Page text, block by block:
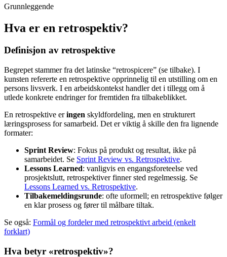
Grunnleggende
Hva er en retrospektiv?
Definisjon av retrospektive
Begrepet stammer fra det latinske “retrospicere” (se tilbake). I
kunsten refererte en retrospektive opprinnelig til en utstilling om en
persons livsverk. I en arbeidskontekst handler det i tillegg om å
utlede konkrete endringer for fremtiden fra tilbakeblikket.
En retrospektive eringen skyldfordeling, men en strukturert
læringsprosess for samarbeid. Det er viktig å skille den fra lignende
formater:
Sprint Review: Fokus på produkt og resultat, ikke på
samarbeidet. Se Sprint Review vs. Retrospektive.
Lessons Learned: vanligvis en engangsforeteelse ved
prosjektslutt, retrospektiver finner sted regelmessig. Se
Lessons Learned vs. Retrospektive.
Tilbakemeldingsrunde: ofte uformell; en retrospektive følger
en klar prosess og fører til målbare tiltak.
Se også: Formål og fordeler med retrospektivt arbeid (enkelt
forklart)
Hva betyr «retrospektiv»?